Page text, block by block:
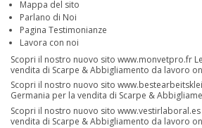
Mappa del sito
Parlano di Noi
Pagina Testimonianze
Lavora con noi
Scopri il nostro nuovo sito www.monvetpro.fr
vendita di Scarpe & Abbigliamento da lavoro
Scopri il nostro nuovo sito
Germania per la vendita di Scarpe &
Scopri il nostro nuovo sito www.vestirlaboral.es
vendita di Scarpe & Abbigliamento da lavoro